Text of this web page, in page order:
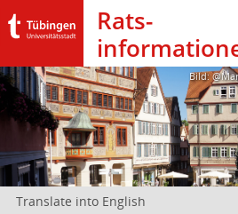
Rats­
Bild:
Translate into English